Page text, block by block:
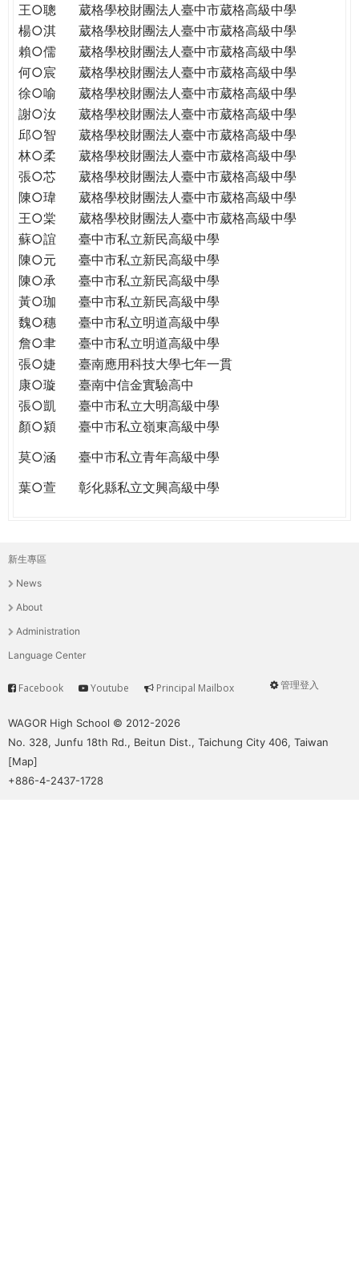
王○聰
葳格學校財團法人臺中市葳格高級中學
楊○淇
葳格學校財團法人臺中市葳格高級中學
賴○儒
葳格學校財團法人臺中市葳格高級中學
何○宸
葳格學校財團法人臺中市葳格高級中學
徐○喻
葳格學校財團法人臺中市葳格高級中學
謝○汝
葳格學校財團法人臺中市葳格高級中學
邱○智
葳格學校財團法人臺中市葳格高級中學
林○柔
葳格學校財團法人臺中市葳格高級中學
張○芯
葳格學校財團法人臺中市葳格高級中學
陳○瑋
葳格學校財團法人臺中市葳格高級中學
王○棠
葳格學校財團法人臺中市葳格高級中學
蘇○誼
臺中市私立新民高級中學
陳○元
臺中市私立新民高級中學
陳○承
臺中市私立新民高級中學
黃○珈
臺中市私立新民高級中學
魏○穗
臺中市私立明道高級中學
詹○聿
臺中市私立明道高級中學
張○婕
臺南應用科技大學七年一貫
康○璇
臺南中信金實驗高中
張○凱
臺中市私立大明高級中學
顏○潁
臺中市私立嶺東高級中學
莫○涵
臺中市私立青年高級中學
葉○萱
彰化縣私立文興高級中學
主
選
單
新生專區
News
About
Administration
Language Center
User
管理登入
Service
Facebook Youtube Principal Mailbox
WAGOR High School © 2012-2026
No. 328, Junfu 18th Rd., Beitun Dist., Taichung City 406, Taiwan
[Map]
+886-4-2437-1728